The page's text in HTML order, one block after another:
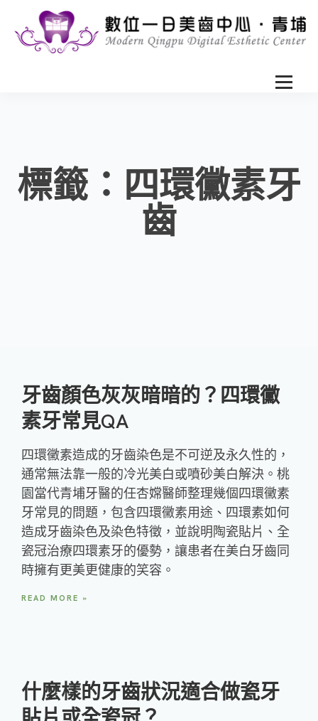
標籤：四環黴素牙
齒
牙齒顏色灰灰暗暗的？四環黴
素牙常見QA
四環黴素造成的牙齒染色是不可逆及永久性的，
通常無法靠一般的冷光美白或噴砂美白解決。桃
園當代青埔牙醫的任杏嫦醫師整理幾個四環黴素
牙常見的問題，包含四環黴素用途、四環素如何
造成牙齒染色及染色特徵，並說明陶瓷貼片、全
瓷冠治療四環素牙的優勢，讓患者在美白牙齒同
時擁有更美更健康的笑容。
READ MORE »
什麼樣的牙齒狀況適合做瓷牙